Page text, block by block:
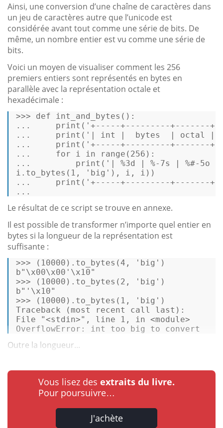
Ainsi, une conversion d’une chaîne de caractères dans
un jeu de caractères autre que l’unicode est
considérée avant tout comme une série de bits. De
même, un nombre entier est vu comme une série de
bits.
Voici un moyen de visualiser comment les 256
premiers entiers sont représentés en bytes en
parallèle avec la représentation octale et
hexadécimale :
>>> def int_and_bytes ():
...
print ( '+-----+---------+-------
...
print ( '| int |  bytes  | octal |
...
print ( '+-----+---------+-------
...
for i in range ( 256 ):
...
print ( '| %3d | %-7s | %#-5o
...
print ( '+-----+---------+-------
...
Le résultat de ce script se trouve en annexe.
Il est possible de transformer n’importe quel entier en
bytes si la longueur de la représentation est
suffisante :
>>> ( 10000 ).to_bytes(4 , 'big' )
>>> ( 10000 ).to_bytes( 2 , 'big' )
>>> ( 10000 ).to_bytes( 1 , 'big' )
Traceback (most recent call last ):
File "<stdin>", line
1 , in <module>
OverflowError: int too big to convert
Outre la longueur...
Vous lisez des extraits du livre.
Pour poursuivre…
J'achète